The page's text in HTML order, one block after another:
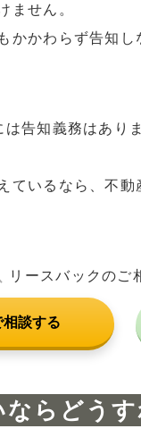
ません。
かかわらず告知
告知義務はあり
ているなら、不
リースバックのご
談する
らどう